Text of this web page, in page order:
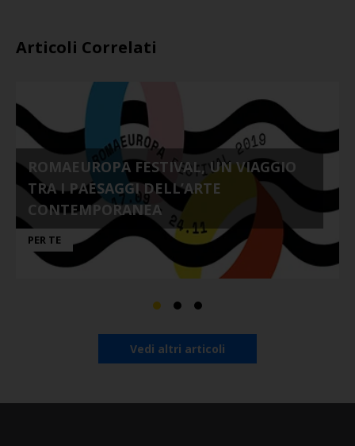
Articoli Correlati
ROMAEUROPA FESTIVAL, UN VIAGGIO
TRA I PAESAGGI DELL’ARTE
CONTEMPORANEA
PER TE
Vedi altri articoli